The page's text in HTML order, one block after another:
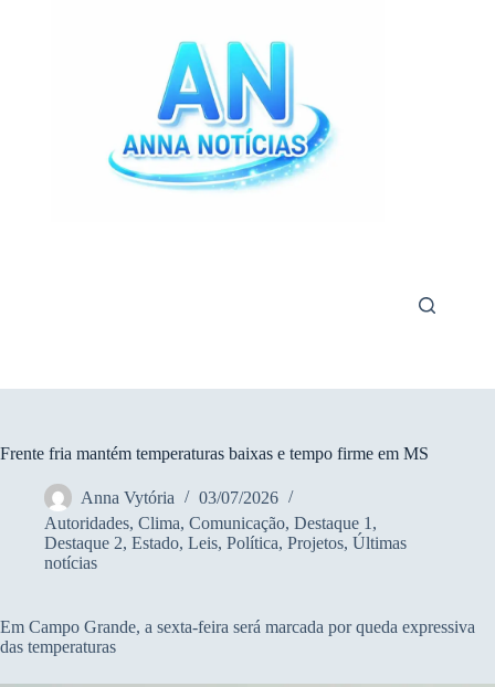
Frente fria mantém temperaturas baixas e tempo firme em MS
Anna Vytória
03/07/2026
Autoridades, Clima, Comunicação, Destaque 1 ,
Destaque 2, Estado, Leis, Política, Projetos, Últimas
notícias
Em Campo Grande, a sexta-feira será marcada por queda expressiva
das temperaturas